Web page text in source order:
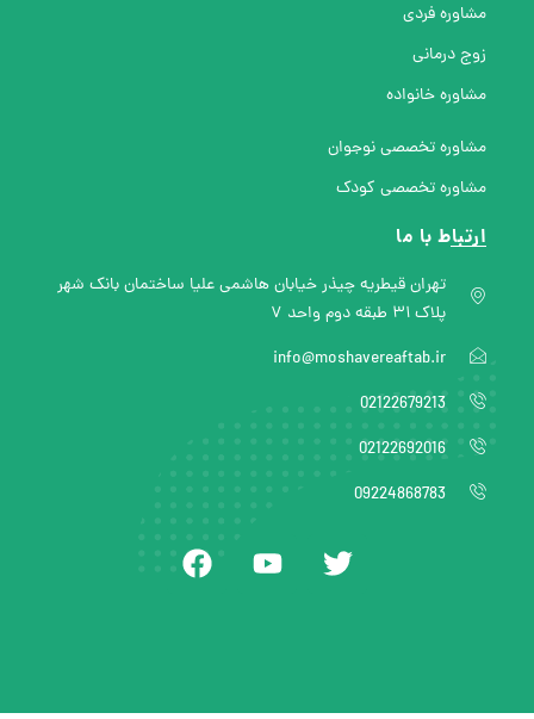
مشاوره فردی
زوج درمانی
مشاوره خانواده
مشاوره تخصصی نوجوان
مشاوره تخصصی کودک
ارتباط با ما
تهران قیطریه چیذر خیابان هاشمی علیا ساختمان بانک شهر
پلاک ۳۱ طبقه دوم واحد ۷
info@moshavereaftab.ir
02122679213
02122692016
09224868783